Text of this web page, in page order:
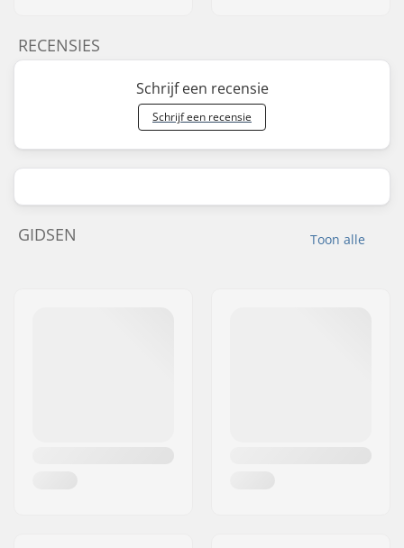
RECENSIES
Schrijf een recensie
Schrijf een recensie
Toon alle
GIDSEN